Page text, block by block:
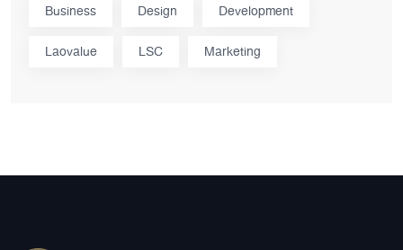
Business Design Development
Laovalue LSC Marketing